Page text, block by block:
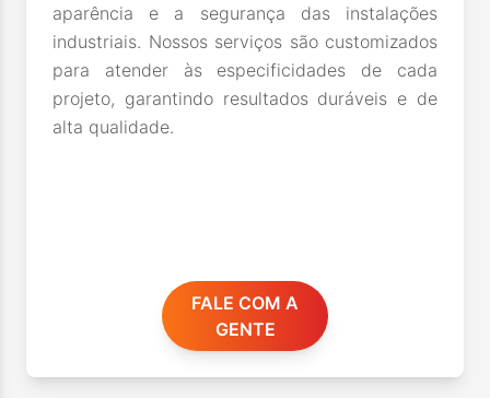
aparência e a segurança das instalações
industriais. Nossos serviços são customizados
para atender às especificidades de cada
projeto, garantindo resultados duráveis e de
alta qualidade.
FALE COM A
GENTE